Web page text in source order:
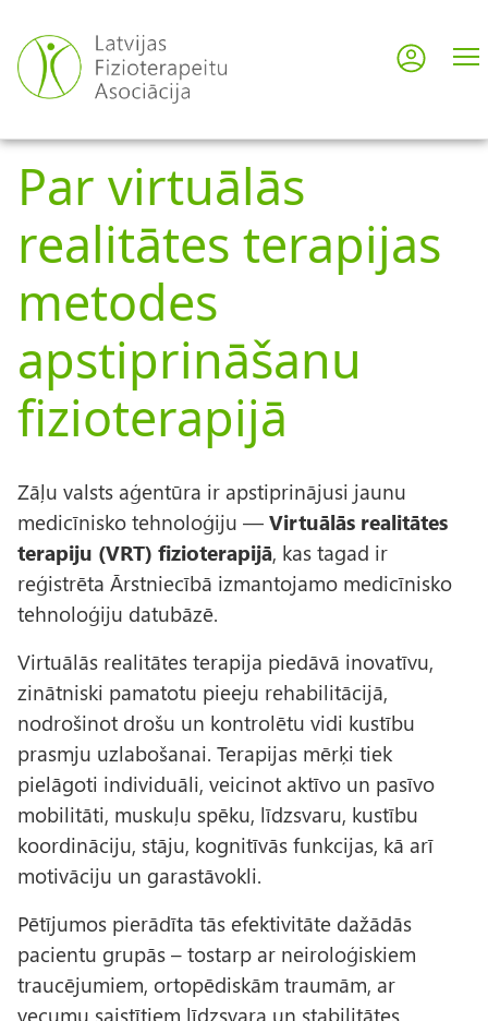
uz
galveno
saturu
User
Par virtuālās
realitātes terapijas
metodes
apstiprināšanu
fizioterapijā
Zāļu valsts aģentūra ir apstiprinājusi jaunu
medicīnisko tehnoloģiju — Virtuālās realitātes
terapiju (VRT) fizioterapijā, kas tagad ir
reģistrēta Ārstniecībā izmantojamo medicīnisko
tehnoloģiju datubāzē.
Virtuālās realitātes terapija piedāvā inovatīvu,
zinātniski pamatotu pieeju rehabilitācijā,
nodrošinot drošu un kontrolētu vidi kustību
prasmju uzlabošanai. Terapijas mērķi tiek
pielāgoti individuāli, veicinot aktīvo un pasīvo
mobilitāti, muskuļu spēku, līdzsvaru, kustību
koordināciju, stāju, kognitīvās funkcijas, kā arī
motivāciju un garastāvokli.
Pētījumos pierādīta tās efektivitāte dažādās
pacientu grupās – tostarp ar neiroloģiskiem
traucējumiem, ortopēdiskām traumām, ar
vecumu saistītiem līdzsvara un stabilitātes